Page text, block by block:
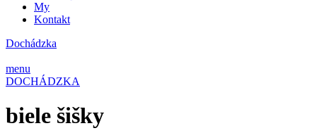
My
Kontakt
Dochádzka
menu
DOCHÁDZKA
biele šišky